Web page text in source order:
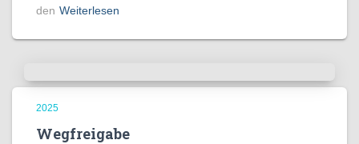
den Weiterlesen
2025
Wegfreigabe